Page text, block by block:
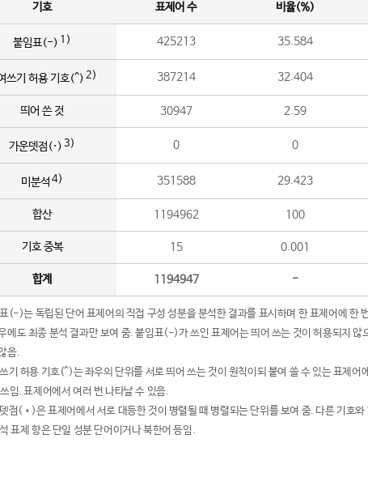
기호 표제어 수 비율(%)
붙임표(-) 1) 425213 35.584
쓰기 허용 기호(^) 2) 387214 32.404
띄어 쓴 것 30947 2.59
가운뎃점(·) 3) 0 0
미분석 4) 351588 29.423
합산 1194962 100
기호 중복 15 0.001
합계 1194947 -
(-)는 독립된 단어 표제어의 직접 구성 성분을 분석한 결과를 표시하며 한 표제어에 한
에도 최종 분석 결과만 보여 줌. 붙임표(-)가 쓰인 표제어는 띄어 쓰는 것이 허용되지
음.
기 허용 기호(^)는 좌우의 단위를 서로 띄어 쓰는 것이 원칙이되 붙여 쓸 수 있는 표제어
임. 표제어에서 여러 번 나타날 수 있음.
점(•)은 표제어에서 서로 대등한 것이 병렬될 때 병렬되는 단위를 보여 줌. 다른 기호와
표제 항은 단일 성분 단어이거나 북한어 등임.